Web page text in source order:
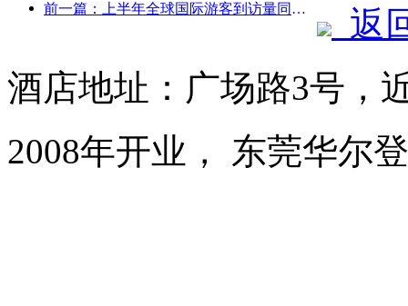
前一篇：上半年全球国际游客到访量同比增长5%
返
酒店地址：广场路3号，
2008年开业， 东莞华